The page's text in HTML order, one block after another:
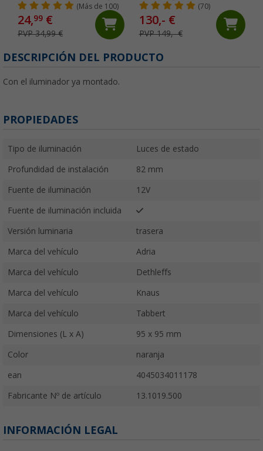
(Más de 100)
24,99 €
PVP 34,99 €
hasta 30,5 cm Camper 2.0
Flat-Jack
(70)
130,- €
PVP 149,- €
DESCRIPCIÓN DEL PRODUCTO
Con el iluminador ya montado.
PROPIEDADES
Tipo de iluminación Luces de estado
Profundidad de instalación 82 mm
Fuente de iluminación 12V
Fuente de iluminación incluida
Versión luminaria trasera
Marca del vehículo Adria
Marca del vehículo Dethleffs
Marca del vehículo Knaus
Marca del vehículo Tabbert
Dimensiones (L x A) 95 x 95 mm
Color naranja
ean 4045034011178
Fabricante Nº de artículo 13.1019.500
INFORMACIÓN LEGAL